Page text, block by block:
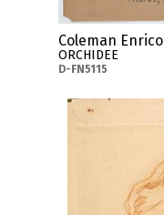
Coleman Enrico
ORCHIDEE
D-FN5115